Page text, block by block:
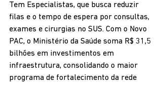
Tem Especialistas, que busca reduzir
filas e o tempo de espera por consultas,
exames e cirurgias no SUS. Com o Novo
PAC, o Ministério da Saúde soma R$ 31,5
bilhões em investimentos em
infraestrutura, consolidando o maior
programa de fortalecimento da rede